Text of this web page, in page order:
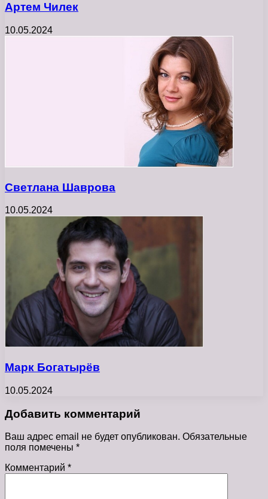
Артем Чилек
10.05.2024
Светлана Шаврова
10.05.2024
Марк Богатырёв
10.05.2024
Добавить комментарий
Ваш адрес email не будет опубликован. Обязательные
поля помечены *
Комментарий *